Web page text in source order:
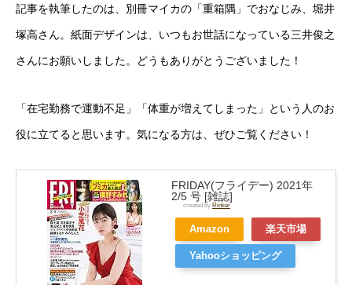
記事を執筆したのは、別冊マイカの「重箱隅」でおなじみ、堀井
塚高さん。紙面デザインは、いつもお世話になっている三井俊之
さんにお願いしました。どうもありがとうございました！
「在宅勤務で運動不足」「体重が増えてしまった」という人のお
役に立てると思います。気になる方は、ぜひご覧ください！
FRIDAY(フライデー) 2021年
2/5 号 [雑誌]
created by Rinker
Amazon 楽天市場
Yahooショッピング